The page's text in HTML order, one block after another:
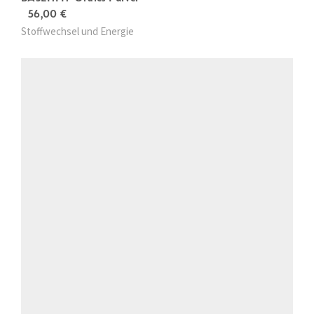
56,00 €
Stoffwechsel und Energie